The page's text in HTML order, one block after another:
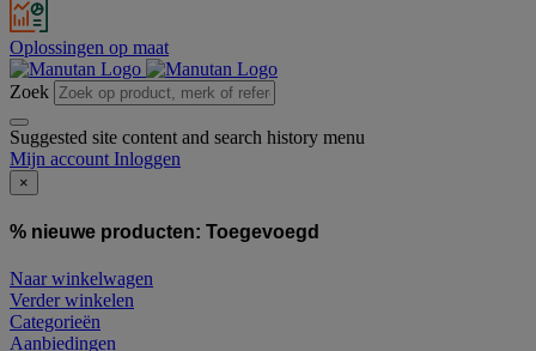
Oplossingen op maat
Zoek
Suggested site content and search history menu
Mijn account Inloggen
×
% nieuwe producten: Toegevoegd
Naar winkelwagen
Verder winkelen
Categorieën
Aanbiedingen